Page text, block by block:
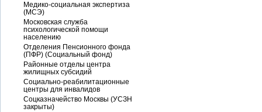
Медико-социальная экспертиза
(МСЭ)
Московская служба
психологической помощи
населению
Отделения Пенсионного фонда
(ПФР) (Социальный фонд)
Районные отделы центра
жилищных субсидий
Социально-реабилитационные
центры для инвалидов
Соцказначейство Москвы (УСЗН
закрыты)